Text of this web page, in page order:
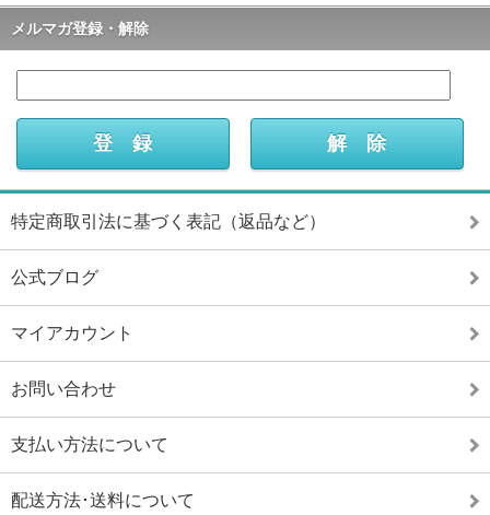
メルマガ登録・解除
特定商取引法に基づく表記（返品など）
公式ブログ
マイアカウント
お問い合わせ
支払い方法について
配送方法･送料について